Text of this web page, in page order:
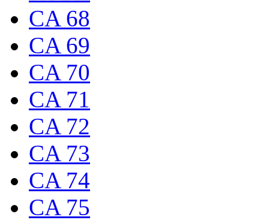
CA 68
CA 69
CA 70
CA 71
CA 72
CA 73
CA 74
CA 75